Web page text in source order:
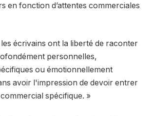
en fonction d’attentes commerciales
écrivains ont la liberté de raconter
personnelles,
ou émotionnellement
avoir l'impression de devoir entrer
spécifique. »